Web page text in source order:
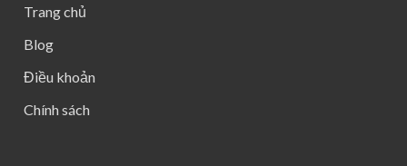
Trang chủ
Blog
Điều khoản
Chính sách